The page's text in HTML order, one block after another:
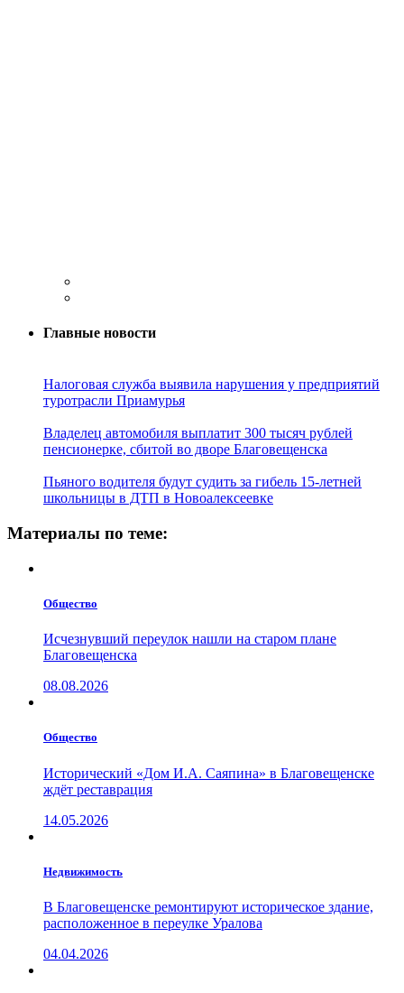
Главные новости
Налоговая служба выявила нарушения у предприятий
туротрасли Приамурья
Владелец автомобиля выплатит 300 тысяч рублей
пенсионерке, сбитой во дворе Благовещенска
Пьяного водителя будут судить за гибель 15-летней
школьницы в ДТП в Новоалексеевке
Материалы по теме:
Общество
Исчезнувший переулок нашли на старом плане
Благовещенска
08.08.2026
Общество
Исторический «Дом И.А. Саяпина» в Благовещенске
ждёт реставрация
14.05.2026
Недвижимость
В Благовещенске ремонтируют историческое здание,
расположенное в переулке Уралова
04.04.2026